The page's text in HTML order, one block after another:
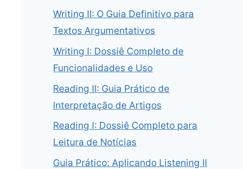
Writing II: O Guia Definitivo para
Textos Argumentativos
Writing I: Dossiê Completo de
Funcionalidades e Uso
Reading II: Guia Prático de
Interpretação de Artigos
Reading I: Dossiê Completo para
Leitura de Notícias
Guia Prático: Aplicando Listening II